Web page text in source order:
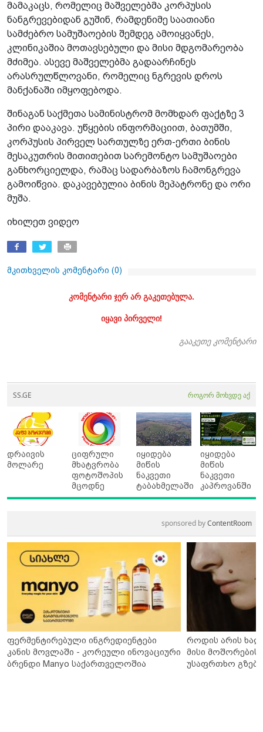
მამაკაცს, რომელიც მაშველებმა კორპუსის
ნანგრევებიდან გუშინ, რამდენიმე საათიანი
სამძებრო სამუშაოების შემდეგ ამოიყვანეს,
კლინიკაშია მოთავსებული და მისი მდგომარეობა
მძიმეა. ასევე მაშველებმა გადაარჩინეს
არასრულწლოვანი, რომელიც ნგრევის დროს
მანქანაში იმყოფებოდა.
შინაგან საქმეთა სამინისტრომ მომხდარ ფაქტზე 3
პირი დააკავა. უწყების ინფორმაციით, ბათუმში,
კორპუსის პირველ სართულზე ერთ-ერთი ბინის
მესაკუთრის მითითებით სარემონტო სამუშაოები
განხორციელდა, რამაც სადარბაზოს ჩამონგრევა
გამოიწვია. დაკავებულია ბინის მეპატრონე და ორი
მუშა.
იხილეთ ვიდეო
მკითხველის კომენტარი (0)
კომენტარი ჯერ არ გაკეთებულა.
იყავი პირველი!
გააკეთე კომენტარი
SS.GE როგორ მოხვდე აქ
დრაივის
მოლარე
ციფრული
მხატვრობა
ფოტოშოპის
მცოდნე
იყიდება
მიწის
ნაკვეთი
ტაბახმელაში
იყიდება
მიწის
ნაკვეთი
კაპროვანში
sponsored byContentRoom
ფერმენტირებული ინგრედიენტები
კანის მოვლაში - კორეული ინოვაციური
ბრენდი Manyo საქართველოშია
როდის არის
მისი მოშორების
უსაფრთხო გზები